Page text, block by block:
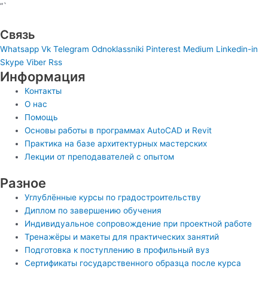
“`
Связь
Whatsapp Vk Telegram Odnoklassniki Pinterest Medium Linkedin-in
Skype Viber Rss
Информация
Контакты
О нас
Помощь
Основы работы в программах AutoCAD и Revit
Практика на базе архитектурных мастерских
Лекции от преподавателей с опытом
Разное
Углублённые курсы по градостроительству
Диплом по завершению обучения
Индивидуальное сопровождение при проектной работе
Тренажёры и макеты для практических занятий
Подготовка к поступлению в профильный вуз
Сертификаты государственного образца после курса